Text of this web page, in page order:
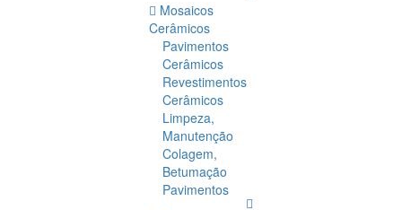
Mosaicos
Cerâmicos
Pavimentos
Cerâmicos
Revestimentos
Cerâmicos
Limpeza,
Manutenção
Colagem,
Betumação
Pavimentos